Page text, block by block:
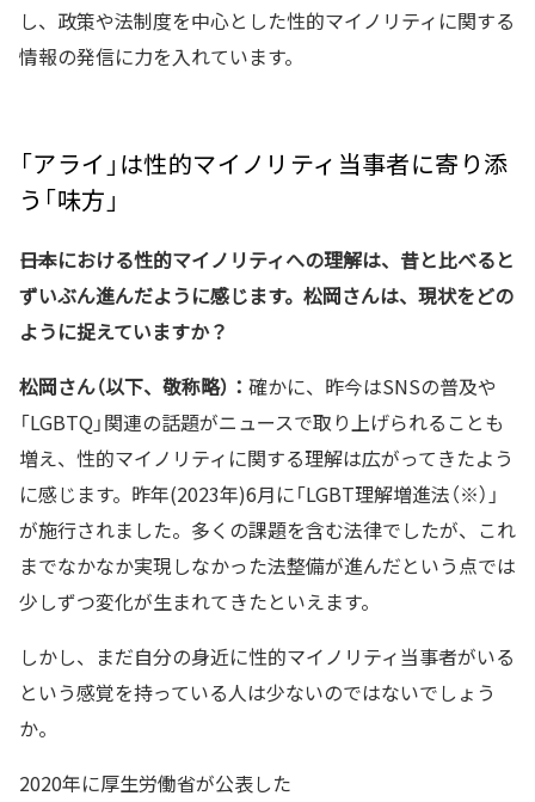
し、政策や法制度を中心とした性的マイノリティに関する
情報の発信に力を入れています。
「アライ」は性的マイノリティ当事者に寄り添
う「味方」
――日本における性的マイノリティへの理解は、昔と比べると
ずいぶん進んだように感じます。松岡さんは、現状をどの
ように捉えていますか？
松岡さん（以下、敬称略）： 確かに、昨今はSNSの普及や
「LGBTQ」関連の話題がニュースで取り上げられることも
増え、性的マイノリティに関する理解は広がってきたよう
に感じます。昨年(2023年)6月に「LGBT理解増進法（※）」
が施行されました。多くの課題を含む法律でしたが、これ
までなかなか実現しなかった法整備が進んだという点では
少しずつ変化が生まれてきたといえます。
しかし、まだ自分の身近に性的マイノリティ当事者がいる
という感覚を持っている人は少ないのではないでしょう
か。
2020年に厚生労働省が公表した